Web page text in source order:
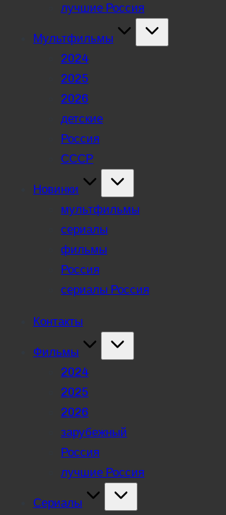
лучшие Россия
Мультфильмы
2024
2025
2026
детские
Россия
СССР
Новинки
мультфильмы
сериалы
фильмы
Россия
сериалы Россия
Контакты
Фильмы
2024
2025
2026
зарубежный
Россия
лучшие Россия
Сериалы